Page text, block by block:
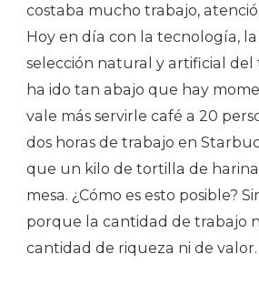
costaba mucho trabajo,
Hoy en día con la tecnología,
selección natural y artificial del
ha ido tan abajo que hay
vale más servirle café a 20
dos horas de trabajo en
que un kilo de tortilla de harina
mesa. ¿Cómo es esto posible?
porque la cantidad de trabajo
cantidad de riqueza ni de valor.